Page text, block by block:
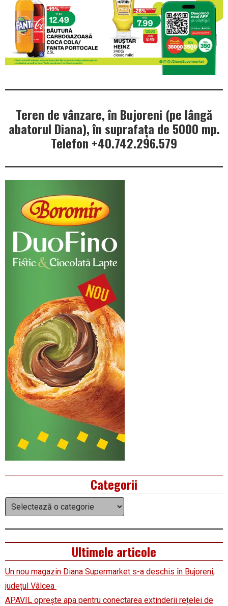
Teren de vânzare, în Bujoreni (pe lângă
abatorul Diana), în suprafața de 5000 mp.
Telefon +40.742.296.579
Categorii
Categorii
Ultimele articole
Un nou magazin Diana Supermarket s-a deschis în Bujoreni,
județul Vâlcea
APAVIL oprește apa pentru conectarea extinderii rețelei de